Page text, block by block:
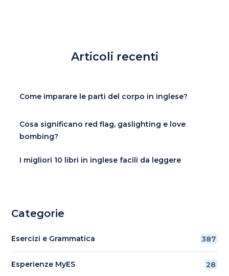
Articoli recenti
Come imparare le parti del corpo in inglese?
Cosa significano red flag, gaslighting e love
bombing?
I migliori 10 libri in inglese facili da leggere
Categorie
Esercizi e Grammatica 387
Esperienze MyES 28